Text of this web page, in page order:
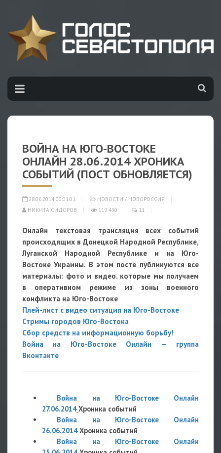
ВОЙНА НА ЮГО-ВОСТОКЕ
ОНЛАЙН 28.06.2014 ХРОНИКА
СОБЫТИЙ (ПОСТ ОБНОВЛЯЕТСЯ)
28.06.2014 00:01:01 НОВОСТИ / НОВОРОССИЯ
НИКИТА СИДОРОВ
119 430 11
Онлайн текстовая трансляция всех событий
происходящих в Донецкой Народной Республике,
Луганской Народной Республике и на Юго-
Востоке Украины. В этом посте публикуются все
материалы: фото и видео. которые мы получаем
в оперативном режиме из зоны военного
конфликта на Юго-Востоке
Плей-лист с видео ситуация на Юго-Востоке
Стримы городов Юго-Востока
Сбор средств на информационную борьбу!
Война на Юго-Востоке Онлайн — группа
Вконтакте
Война на Юго-Востоке Онлайн
27.06.2014 Хроника событий
Война на Юго-Востоке Онлайн
26.06.2014Хроника событий
Война на Юго-Востоке Онлайн